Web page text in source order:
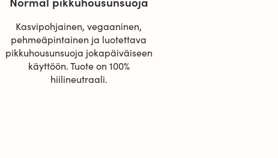
Kasvipohjainen, vegaaninen,
pehmeäpintainen ja luotettava
pikkuhousunsuoja jokapäiväiseen
käyttöön. Tuote on 100%
hiilineutraali.